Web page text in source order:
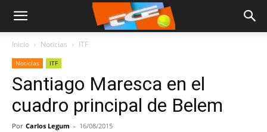
Inicio Noticias ITF
Noticias ITF
Santiago Maresca en el
cuadro principal de Belem
Por Carlos Legum - 16/08/2015